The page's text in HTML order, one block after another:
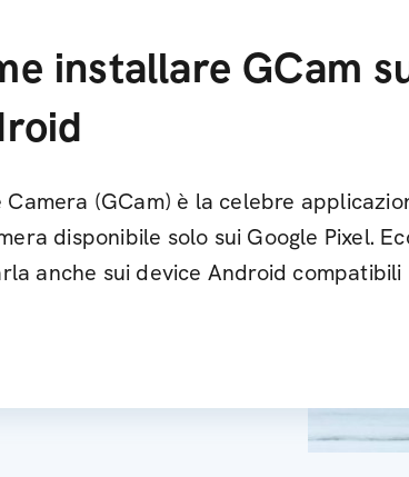
installare GCam
Camera (GCam) è la celebre
disponibile solo sui Google Pixel.
anche sui device Android compatibili